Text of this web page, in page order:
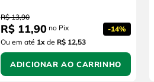
R$ 13,90
R$ 11,90 no Pix -14%
Ou em até 1x de R$ 12,53
ADICIONAR AO CARRINHO